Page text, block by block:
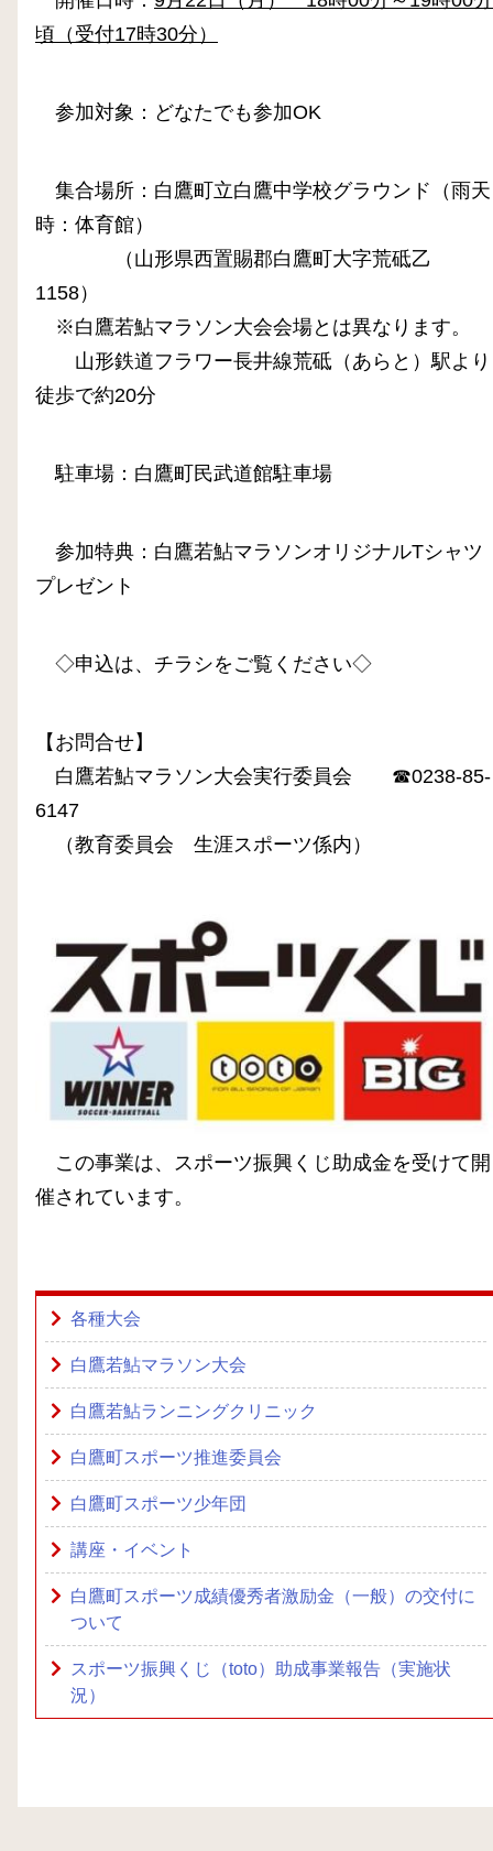
頃（受付17時30分）
参加対象：どなたでも参加OK
集合場所：白鷹町立白鷹中学校グラウンド（雨天
時：体育館）
（山形県西置賜郡白鷹町大字荒砥乙
1158）
※白鷹若鮎マラソン大会会場とは異なります。
山形鉄道フラワー長井線荒砥（あらと）駅より
徒歩で約20分
駐車場：白鷹町民武道館駐車場
参加特典：白鷹若鮎マラソンオリジナルTシャツ
プレゼント
◇申込は、チラシをご覧ください◇
【お問合せ】
白鷹若鮎マラソン大会実行委員会 ☎0238-85-
6147
（教育委員会 生涯スポーツ係内）
この事業は、スポーツ振興くじ助成金を受けて開
催されています。
各種大会
白鷹若鮎マラソン大会
白鷹若鮎ランニングクリニック
白鷹町スポーツ推進委員会
白鷹町スポーツ少年団
講座・イベント
白鷹町スポーツ成績優秀者激励金（一般）の交付に
ついて
スポーツ振興くじ（toto）助成事業報告（実施状
況）